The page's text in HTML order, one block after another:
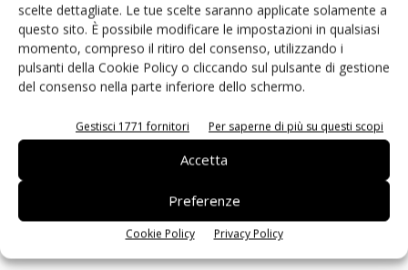
scelte dettagliate. Le tue scelte saranno applicate solamente a
questo sito. È possibile modificare le impostazioni in qualsiasi
momento, compreso il ritiro del consenso, utilizzando i
pulsanti della Cookie Policy o cliccando sul pulsante di gestione
del consenso nella parte inferiore dello schermo.
Gestisci 1771 fornitori Per saperne di più su questi scopi
Accetta
Preferenze
Cookie Policy Privacy Policy
Edicola web
ISCRIVITI ALLA NEWSLETTER